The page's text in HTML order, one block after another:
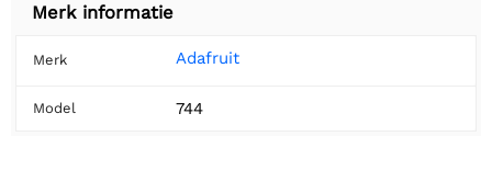
Merk informatie
Merk Adafruit
Model 744